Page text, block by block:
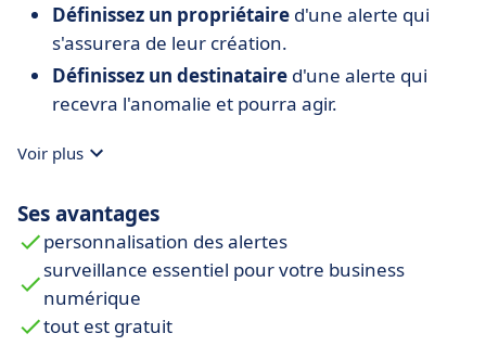
Définissez un propriétaire d'une alerte qui
s'assurera de leur création.
Définissez un destinataire d'une alerte qui
recevra l'anomalie et pourra agir.
Voir plus
Ses avantages
personnalisation des alertes
surveillance essentiel pour votre business
numérique
tout est gratuit